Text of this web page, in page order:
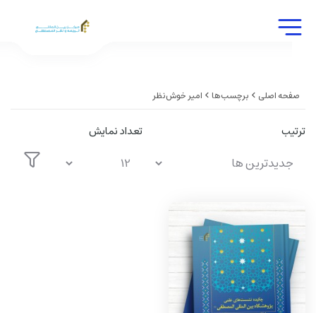
صفحه اصلی برچسب‌ها امير خوش‌نظر
ترتیب تعداد نمایش